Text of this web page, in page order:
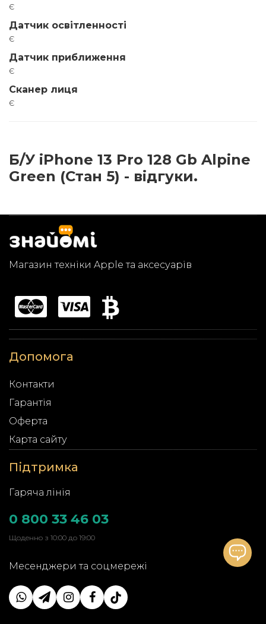
є
Датчик освітленності
є
Датчик приближення
є
Сканер лиця
є
Б/У iPhone 13 Pro 128 Gb Alpine
Green (Стан 5) - відгуки.
Магазин техніки Apple та аксесуарів
Допомога
Контакти
Гарантія
Оферта
Карта сайту
Підтримка
Гаряча лінія
0 800 33 46 03
Щоденно з 10:00 до 19:00
Месенджери та соцмережі